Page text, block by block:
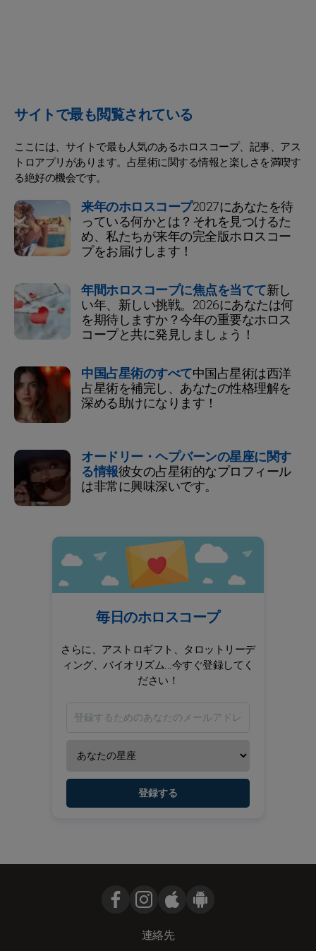
サイトで最も閲覧されている
ここには、サイトで最も人気のあるホロスコープ、記事、アス
トロアプリがあります。占星術に関する情報と楽しさを満喫す
る絶好の機会です。
来年のホロスコープ2027にあなたを待
っている何かとは？それを見つけるた
め、私たちが来年の完全版ホロスコー
プをお届けします！
年間ホロスコープに焦点を当てて新し
い年、新しい挑戦。2026にあなたは何
を期待しますか？今年の重要なホロス
コープと共に発見しましょう！
中国占星術のすべて中国占星術は西洋
占星術を補完し、あなたの性格理解を
深める助けになります！
オードリー・ヘプバーンの星座に関す
る情報彼女の占星術的なプロフィール
は非常に興味深いです。
毎日のホロスコープ
さらに、アストロギフト、タロットリーデ
ィング、バイオリズム...今すぐ登録してく
ださい！
登録する
連絡先